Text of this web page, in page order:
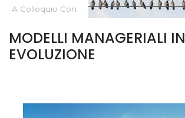
A Colloquio Con
MODELLI MANAGERIALI IN
EVOLUZIONE